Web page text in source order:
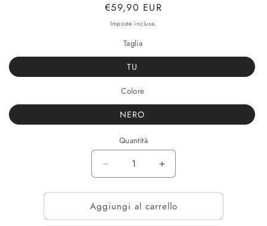
Prezzo
di
€59,90 EUR
Imposte incluse.
Taglia
TU
Colore
NERO
Quantità
Diminuisci
quantità
per
CAP.
LANA/
Aumenta
quantità
per
CAP.
LANA/
Aggiungi al carrello